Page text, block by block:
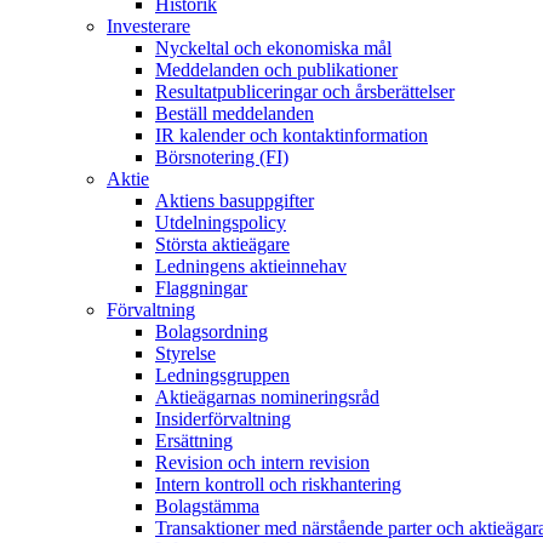
Investerare
Nyckeltal och ekonomiska mål
Meddelanden och publikationer
Resultatpubliceringar och årsberättelser
Beställ meddelanden
IR kalender och kontaktinformation
Börsnotering (FI)
Aktie
Aktiens basuppgifter
Utdelningspolicy
Största aktieägare
Ledningens aktieinnehav
Flaggningar
Förvaltning
Bolagsordning
Styrelse
Ledningsgruppen
Aktieägarnas nomineringsråd
Insiderförvaltning
Ersättning
Revision och intern revision
Intern kontroll och riskhantering
Bolagstämma
Transaktioner med närstående parter och